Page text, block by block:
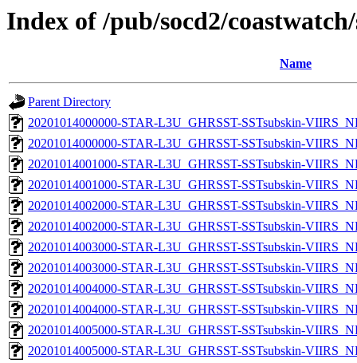
Index of /pub/socd2/
Name
Parent Directory
20201014000000-STAR-L3U_GHRSST-SSTsubskin-
20201014000000-STAR-L3U_GHRSST-SSTsubskin-
20201014001000-STAR-L3U_GHRSST-SSTsubskin-
20201014001000-STAR-L3U_GHRSST-SSTsubskin-
20201014002000-STAR-L3U_GHRSST-SSTsubskin-
20201014002000-STAR-L3U_GHRSST-SSTsubskin-
20201014003000-STAR-L3U_GHRSST-SSTsubskin-
20201014003000-STAR-L3U_GHRSST-SSTsubskin-
20201014004000-STAR-L3U_GHRSST-SSTsubskin-
20201014004000-STAR-L3U_GHRSST-SSTsubskin-
20201014005000-STAR-L3U_GHRSST-SSTsubskin-
20201014005000-STAR-L3U_GHRSST-SSTsubskin-